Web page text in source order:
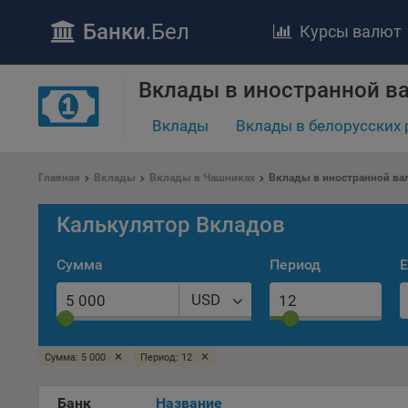
Банки.Бел Курсы валют
Вклады в иностранной
Вклады Вклады в белорусских
Главная Вклады Вклады в Чашниках Вклады в иностранной
Калькулятор Вкладов
Сумма
USD
Период
Сумма: 5 000 × Период: 12 ×
Банк Название